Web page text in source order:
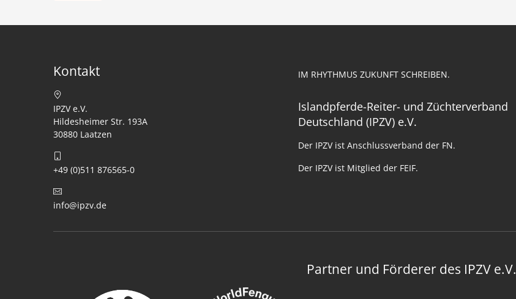
Kontakt
IPZV e.V.
Hildesheimer Str. 193A
30880 Laatzen
+49 (0)511 876565-0
info@ipzv.de
IM RHYTHMUS ZUKUNFT SCHREIBEN.
Islandpferde-Reiter- und Züchterverband
Deutschland (IPZV) e.V.
Der IPZV ist Anschlussverband der FN.
Der IPZV ist Mitglied der FEIF.
Partner und Förderer des IPZV e.V.